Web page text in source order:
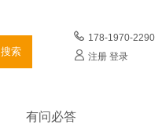
搜索
178-1970-2290
注册 登录
有问必答